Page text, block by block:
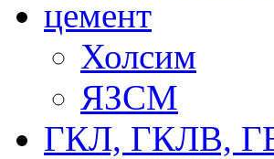
цемент
Холсим
ЯЗCМ
ГКЛ, ГКЛВ,